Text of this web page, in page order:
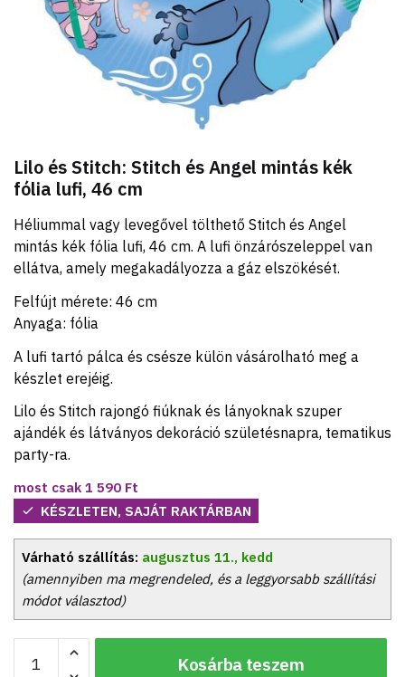
Lilo és Stitch: Stitch és Angel mintás kék
fólia lufi, 46 cm
Héliummal vagy levegővel tölthető Stitch és Angel
mintás kék fólia lufi, 46 cm. A lufi önzárószeleppel van
ellátva, amely megakadályozza a gáz elszökését.
Felfújt mérete: 46 cm
Anyaga: fólia
A lufi tartó pálca és csésze külön vásárolható meg a
készlet erejéig.
Lilo és Stitch rajongó fiúknak és lányoknak szuper
ajándék és látványos dekoráció születésnapra, tematikus
party-ra.
most csak 1 590 Ft
KÉSZLETEN, SAJÁT RAKTÁRBAN
Várható szállítás: augusztus 11., kedd
(amennyiben ma megrendeled, és a leggyorsabb szállítási
módot választod)
Kosárba teszem